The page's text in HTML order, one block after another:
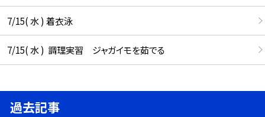
7/15( 水 ) 着衣泳
7/15( 水 ) 調理実習 ジャガイモを茹でる
過去記事